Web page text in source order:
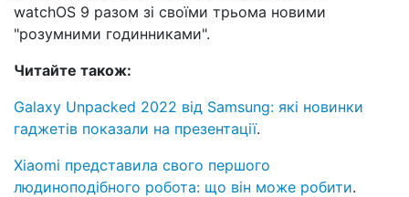
watchOS 9 разом зі своїми трьома новими
"розумними годинниками".
Читайте також:
Galaxy Unpacked 2022 від Samsung: які новинки
гаджетів показали на презентації.
Xiaomi представила свого першого
людиноподібного робота: що він може робити.